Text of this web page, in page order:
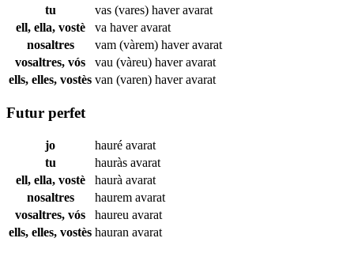
tu
vas (vares) haveravarat
ell, ella, vostè
va haveravarat
nosaltres
vam (vàrem) haveravarat
vosaltres, vós
vau (vàreu) haveravarat
ells, elles, vostès van (varen) haveravarat
Futur perfet
jo hauré avarat
tu
hauràs avarat
ell, ella, vostè
haurà avarat
nosaltres
haurem avarat
vosaltres, vós
haureu avarat
ells, elles, vostès hauran avarat